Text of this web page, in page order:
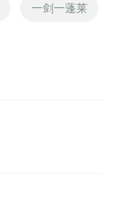
一剑一蓬莱